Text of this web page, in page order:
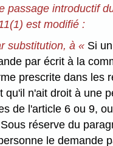
passage introductif
est modifié :
substitution, à « Si
par écrit à la
prescrite dans les
qu'il n'ait droit à une
de l'article 6 ou 9,
Sous réserve du
le demande